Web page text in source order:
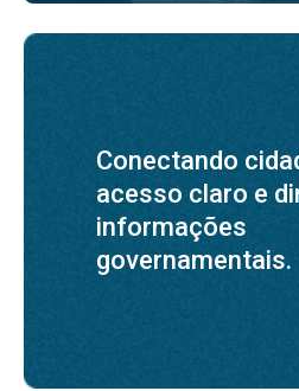
Conectando
acesso claro e
informações
governamentais.